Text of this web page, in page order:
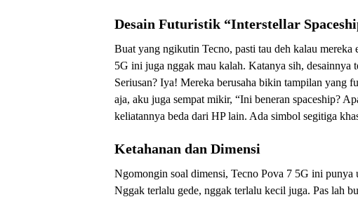
Desain Futuristik “Interstellar
Buat yang ngikutin Tecno, pasti tau deh kalau
5G ini juga nggak mau kalah. Katanya sih, desainnya
Seriusan? Iya! Mereka berusaha bikin tampilan yang
aja, aku juga sempat mikir, “Ini beneran spaceship?
keliatannya beda dari HP lain. Ada simbol segitiga
Ketahanan dan Dimensi
Ngomongin soal dimensi, Tecno Pova 7 5G ini
Nggak terlalu gede, nggak terlalu kecil juga. Pas lah